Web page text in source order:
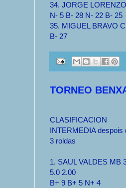
34. JORGE
N- 5 B- 28 N- 22 B- 25
35. MIGUEL BRAVO
B- 27
TORNEO
CLASIFICACION
INTERMEDIA despois
3 roldas
1. SAUL VALDES MB
5.0 2.00
B+ 9 B+ 5 N+ 4